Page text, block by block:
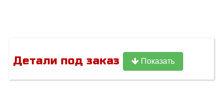
Детали под заказ Показать